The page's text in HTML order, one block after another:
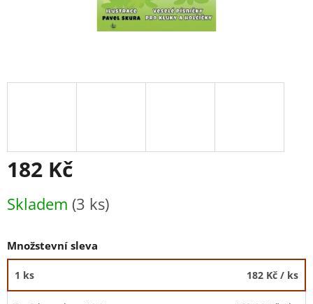
182 Kč
cena:
Skladem (3 ks)
Množstevní sleva
1 ks 182 Kč / ks